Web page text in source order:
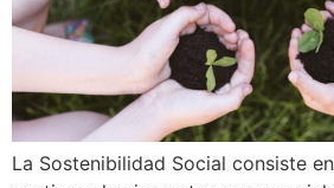
La Sostenibilidad Social consiste